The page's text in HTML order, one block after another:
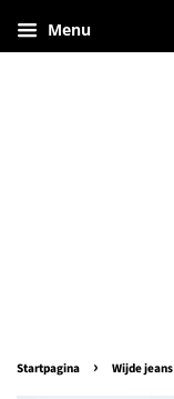
Menu
Startpagina › Wijde jeans